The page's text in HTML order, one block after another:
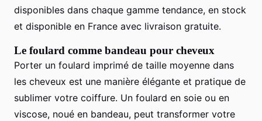
disponibles dans chaque gamme tendance, en stock
et disponible en France avec livraison gratuite.
Le foulard comme bandeau pour cheveux
Porter un foulard imprimé de taille moyenne dans
les cheveux est une manière élégante et pratique de
sublimer votre coiffure. Un foulard en soie ou en
viscose, noué en bandeau, peut transformer votre